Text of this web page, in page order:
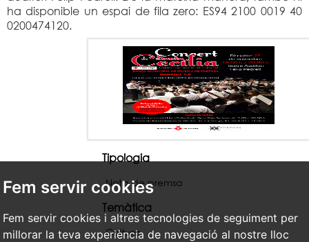
Fem servir cookies
Fem servir cookies i altres tecnologies de seguiment per
millorar la teva experiència de navegació al nostre lloc
ha disponible un espai de fila zero: ES94 2100 0019 40
0200474120.
Tipologia
Nota de premsa
Temàtica
Cultura